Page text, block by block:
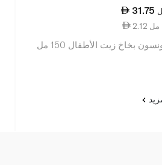
31.75
بخاخ زيت الأطفال 150 مل